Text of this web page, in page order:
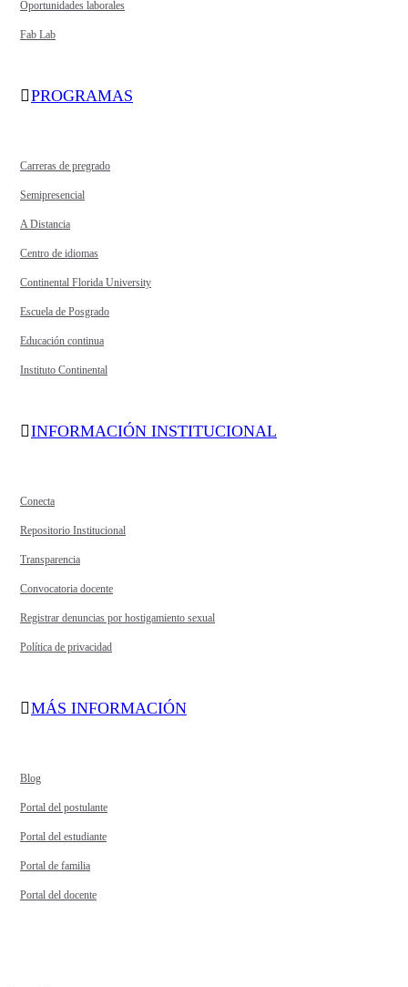
Oportunidades laborales
Fab Lab
PROGRAMAS
Carreras de pregrado
Semipresencial
A Distancia
Centro de idiomas
Continental Florida University
Escuela de Posgrado
Educación continua
Instituto Continental
INFORMACIÓN INSTITUCIONAL
Conecta
Repositorio Institucional
Transparencia
Convocatoria docente
Registrar denuncias por hostigamiento sexual
Política de privacidad
MÁS INFORMACIÓN
Blog
Portal del postulante
Portal del estudiante
Portal de familia
Portal del docente